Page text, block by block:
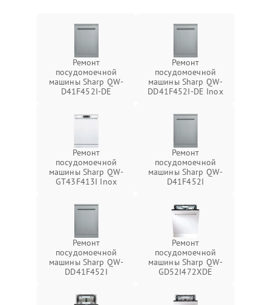
Ремонт
посудомоечной
машины Sharp QW-
D41F452I-DE
Ремонт
посудомоечной
машины Sharp QW-
DD41F452I-DE Inox
Ремонт
посудомоечной
машины Sharp QW-
GT43F413I Inox
Ремонт
посудомоечной
машины Sharp QW-
D41F452I
Ремонт
посудомоечной
машины Sharp QW-
DD41F452I
Ремонт
посудомоечной
машины Sharp QW-
GD52I472XDE